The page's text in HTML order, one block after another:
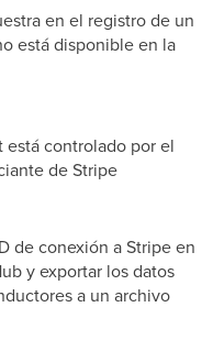
en el registro de un
está disponible en la
controlado por el
de Stripe
de conexión a Stripe en
y exportar los datos
a un archivo